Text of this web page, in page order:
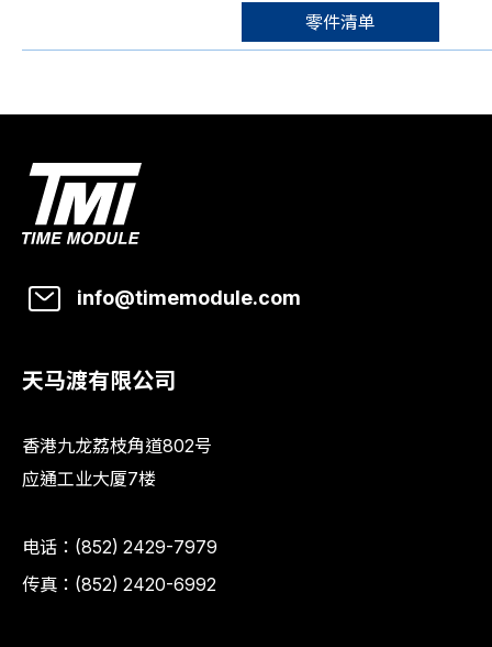
零件清单
info@timemodule.com
天马渡有限公司
香港九龙荔枝角道802号
应通工业大厦7楼
电话： (852) 2429-7979
传真：(852) 2420-6992